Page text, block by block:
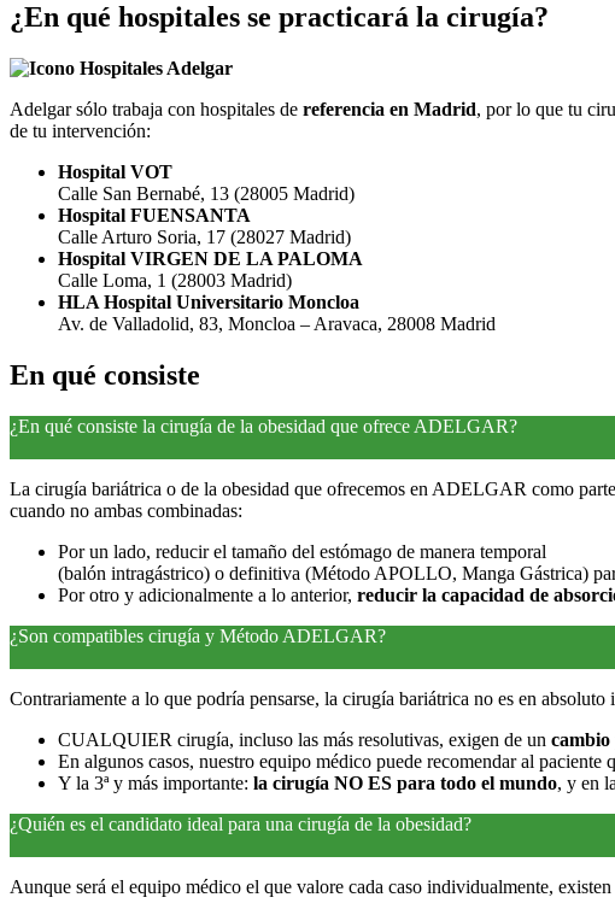
¿En qué hospitales se practicará la cirugía?
Adelgar sólo trabaja con hospitales de referencia en Madrid, por lo que tu
de tu intervención:
Hospital VOT
Calle San Bernabé, 13 (28005 Madrid)
Hospital FUENSANTA
Calle Arturo Soria, 17 (28027 Madrid)
Hospital VIRGEN DE LA PALOMA
Calle Loma, 1 (28003 Madrid)
HLA Hospital Universitario Moncloa
Av. de Valladolid, 83, Moncloa – Aravaca, 28008 Madrid
En qué consiste
¿En qué consiste la cirugía de la obesidad que ofrece ADELGAR?
La cirugía bariátrica o de la obesidad que ofrecemos en ADELGAR como
cuando no ambas combinadas:
Por un lado, reducir el tamaño del estómago de manera temporal
(balón intragástrico) o definitiva (Método APOLLO, Manga Gástrica)
Por otro y adicionalmente a lo anterior, reducir la capacidad de
¿Son compatibles cirugía y Método ADELGAR?
Contrariamente a lo que podría pensarse, la cirugía bariátrica no es en
CUALQUIER cirugía, incluso las más resolutivas, exigen de un cambio
En algunos casos, nuestro equipo médico puede recomendar al
Y la 3ª y más importante: la cirugía NO ES para todo el mundo, y en
¿Quién es el candidato ideal para una cirugía de la obesidad?
Aunque será el equipo médico el que valore cada caso individualmente,